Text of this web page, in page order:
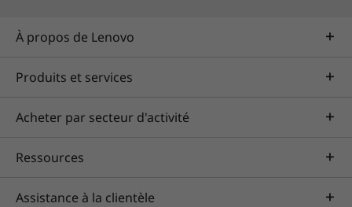
À propos de Lenovo
Produits et services
Acheter par secteur d'activité
Ressources
Assistance à la clientèle